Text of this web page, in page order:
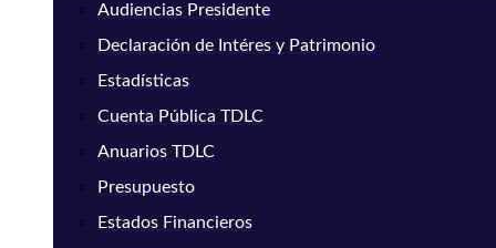
Audiencias Presidente
Declaración de Intéres y Patrimonio
Estadísticas
Cuenta Pública TDLC
Anuarios TDLC
Presupuesto
Estados Financieros